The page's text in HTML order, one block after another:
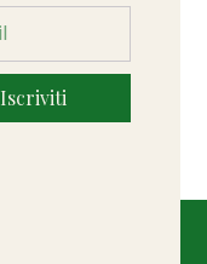
Iscriviti